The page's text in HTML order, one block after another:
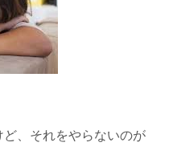
、それをやらないのが